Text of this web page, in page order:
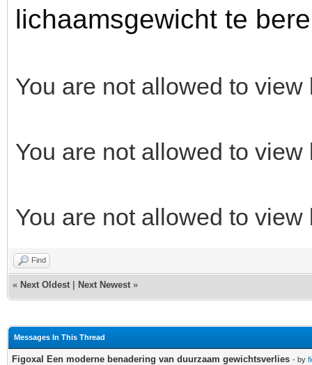
lichaamsgewicht te
You are not allowed to
You are not allowed to
You are not allowed to
Find
« Next Oldest Next Newest »
Messages In This Thread
Figoxal Een moderne benadering van duurzaam gewichtsverlies - by